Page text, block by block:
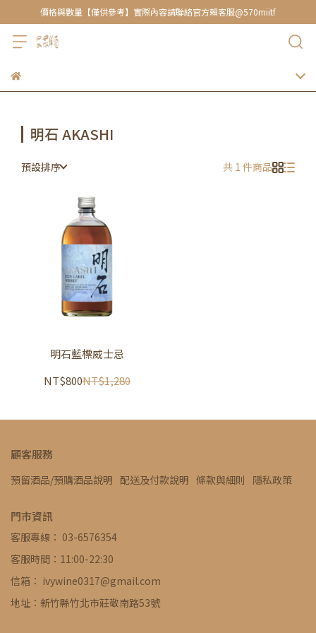
價格與數量【僅供參考】實際內容請聯絡官方賴客服@570miitf
明石 AKASHI
預設排序 共 1 件商品
明石藍標威士忌
NT$800NT$1,280
顧客服務
預留酒品/預購酒品說明 配送及付款說明 條款與細則 隱私政策
門市資訊
客服專線： 03-6576354
客服時間：11:00-22:30
信箱： ivywine0317@gmail.com
地址：新竹縣竹北市莊敬南路53號